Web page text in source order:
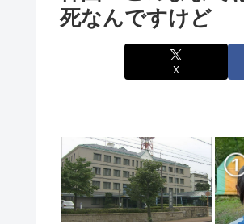
【北九州市】「女性が着用して
【中国SNS】床に落ちた魚の
中国人「中国アニメはすでに
【熊本地震】高市がサクラじ
「日本の右派勢力は国際的な
死なんですけど
X